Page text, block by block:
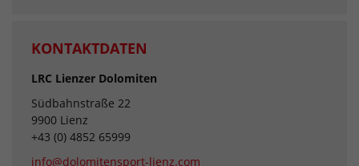
KONTAKTDATEN
LRC Lienzer Dolomiten
Südbahnstraße 22
9900 Lienz
+43 (0) 4852 65999
info@dolomitensport-lienz.com